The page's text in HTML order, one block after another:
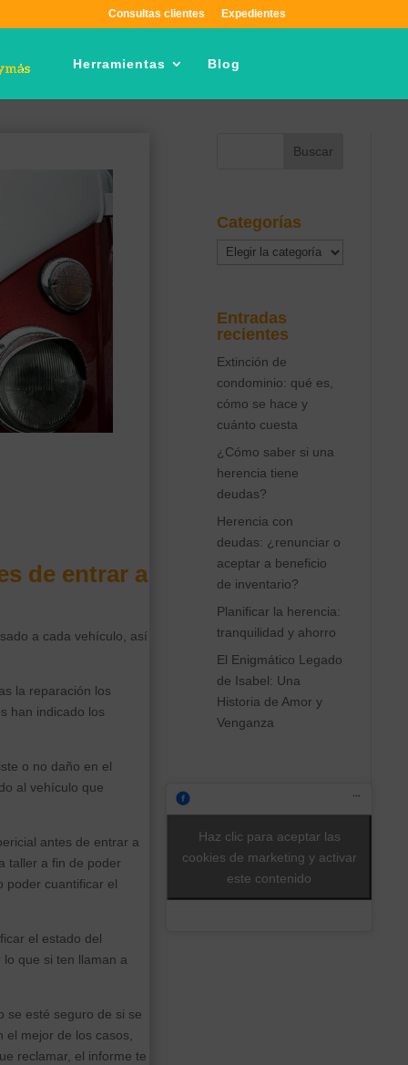
Consultas clientes Expedientes
Herramientas Blog
de entrar a
a cada vehículo, así
la reparación los
han indicado los
o no daño en el
al vehículo que
antes de entrar a
taller a fin de poder
poder cuantificar el
el estado del
que si ten llaman a
se esté seguro de si se
mejor de los casos,
reclamar, el informe te
Categorías
Categorías
Entradas
recientes
Extinción de
condominio: qué es,
cómo se hace y
cuánto cuesta
¿Cómo saber si una
herencia tiene
deudas?
Herencia con
deudas: ¿renunciar o
aceptar a beneficio
de inventario?
Planificar la herencia:
tranquilidad y ahorro
El Enigmático Legado
de Isabel: Una
Historia de Amor y
Venganza
Haz clic para aceptar las
cookies de marketing y activar
este contenido